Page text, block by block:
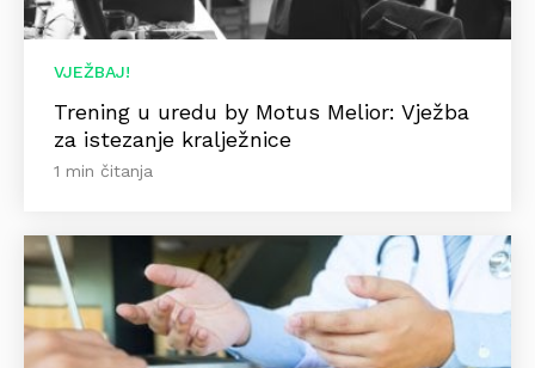
VJEŽBAJ!
Trening u uredu by Motus Melior: Vježba
za istezanje kralježnice
1 min čitanja